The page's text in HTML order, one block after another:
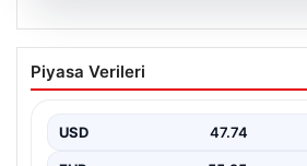
Emekli maaşı ödemeleri
yatacak? SGK, Bağ-Kur,
Piyasa Verileri
USD 47.74